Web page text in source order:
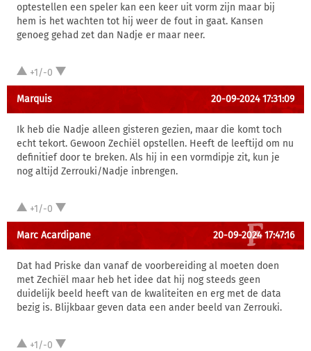
optestellen een speler kan een keer uit vorm zijn maar bij
hem is het wachten tot hij weer de fout in gaat. Kansen
genoeg gehad zet dan Nadje er maar neer.
+1/-0
Marquis 20-09-2024 17:31:09
Ik heb die Nadje alleen gisteren gezien, maar die komt toch
echt tekort. Gewoon Zechiël opstellen. Heeft de leeftijd om nu
definitief door te breken. Als hij in een vormdipje zit, kun je
nog altijd Zerrouki/Nadje inbrengen.
+1/-0
Marc Acardipane 20-09-2024 17:47:16
Dat had Priske dan vanaf de voorbereiding al moeten doen
met Zechiël maar heb het idee dat hij nog steeds geen
duidelijk beeld heeft van de kwaliteiten en erg met de data
bezig is. Blijkbaar geven data een ander beeld van Zerrouki.
+1/-0